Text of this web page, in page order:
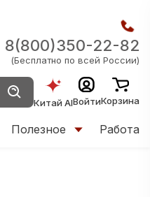
8(800)350-22-82
(Бесплатно по всей России)
Китай AIВойтиКорзина
Полезное Работа